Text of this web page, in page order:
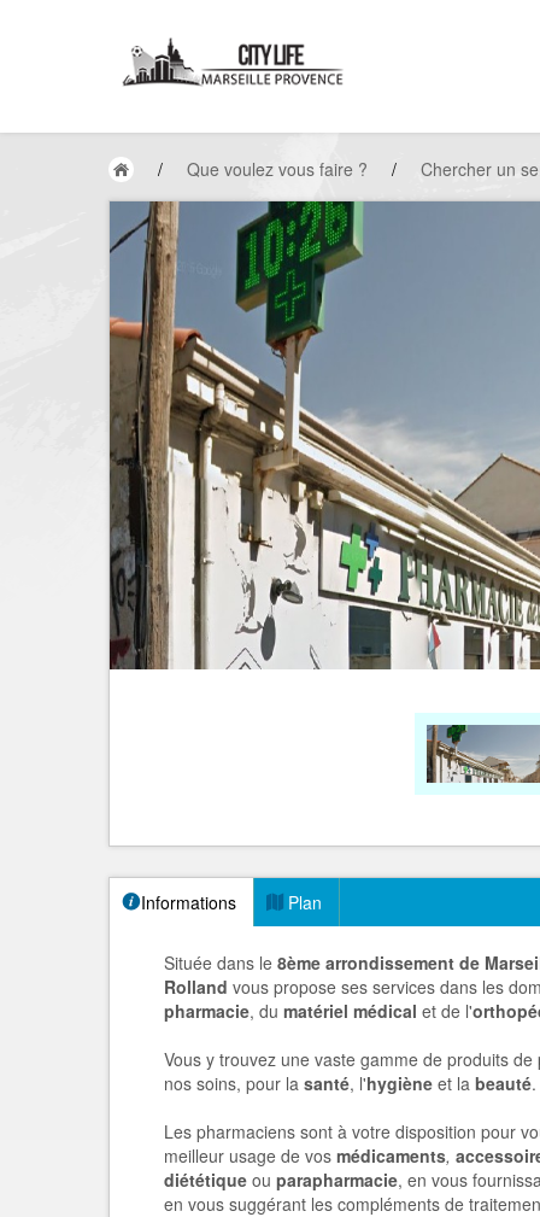
/ Que voulez vous faire ? / Chercher un
Informations Plan
Située dans le 8ème arrondissement de
Rolland vous propose ses services dans les
pharmacie, du matériel médical et de l'
Vous y trouvez une vaste gamme de produits
nos soins, pour la santé, l'hygiène et la beauté.
Les pharmaciens sont à votre disposition pour
meilleur usage de vos médicaments,
diététique ou parapharmacie, en vous
en vous suggérant les compléments de